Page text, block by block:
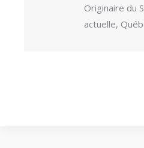
Originaire du
actuelle,